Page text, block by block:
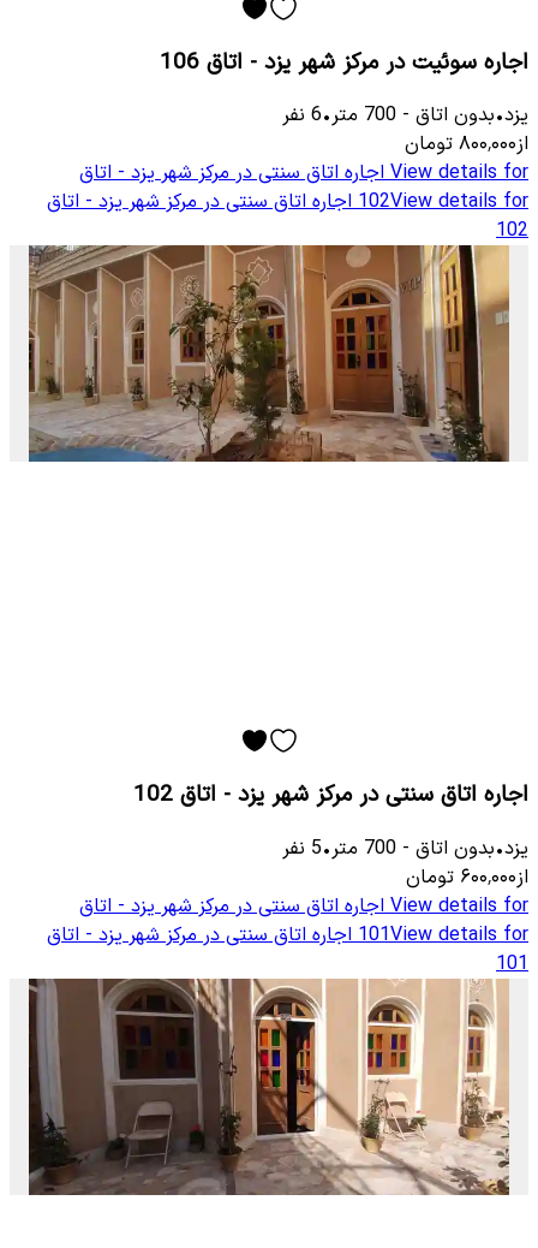
اجاره سوئیت در مرکز شهر یزد - اتاق 106
یزد•بدون اتاق -
700 متر•
6 نفر
از۸۰۰٬۰۰۰ تومان
View details for اجاره اتاق سنتی در مرکز شهر یزد - اتاق
102View details for
اجاره اتاق سنتی در مرکز شهر یزد - اتاق
102
اجاره اتاق سنتی در مرکز شهر یزد - اتاق 102
یزد•بدون اتاق -
700 متر•
5 نفر
از۶۰۰٬۰۰۰ تومان
View details for اجاره اتاق سنتی در مرکز شهر یزد - اتاق
101View details for
اجاره اتاق سنتی در مرکز شهر یزد - اتاق
101